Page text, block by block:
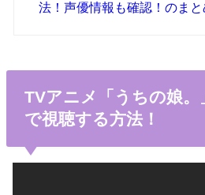
法！声優情報も確認！のまと
TVアニメ「うちの娘。
で視聴する方法！